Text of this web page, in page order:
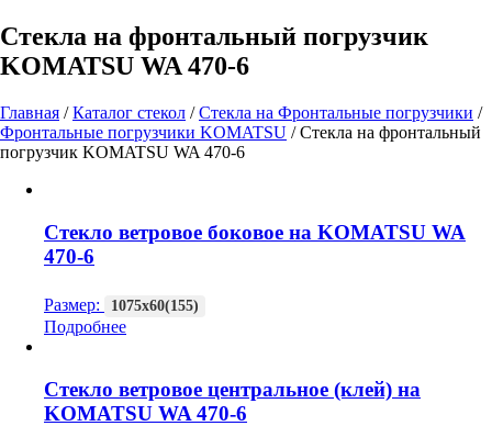
Стекла на фронтальный погрузчик
KOMATSU WA 470-6
Главная /Каталог стекол /Стекла на Фронтальные погрузчики /
Фронтальные погрузчики KOMATSU /Стекла на фронтальный
погрузчик KOMATSU WA 470-6
Стекло ветровое боковое на KOMATSU WA
470-6
Размер: 1075х60(155)
Подробнее
Стекло ветровое центральное (клей) на
KOMATSU WA 470-6